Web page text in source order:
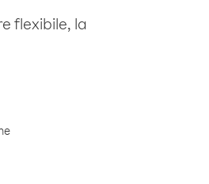
flexibile, la